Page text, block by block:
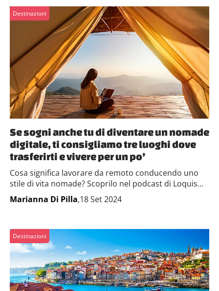
Destinazioni
Se sogni anche tu di diventare un nomade
digitale, ti consigliamo tre luoghi dove
trasferirti e vivere per un po’
Cosa significa lavorare da remoto conducendo uno
stile di vita nomade? Scoprilo nel podcast di Loquis...
Marianna Di Pilla,18 Set 2024
Destinazioni